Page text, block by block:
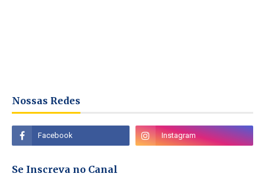
Nossas Redes
Se Inscreva no Canal